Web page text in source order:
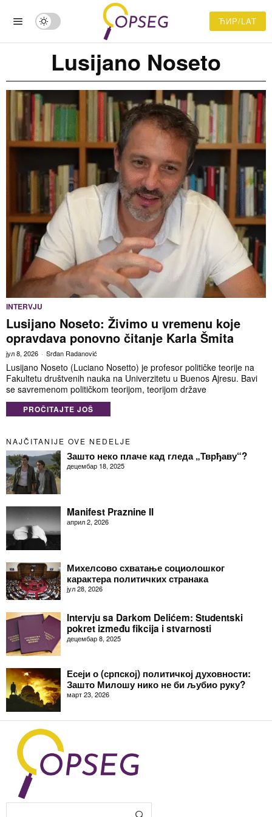
ЋИР/LAT
Lusijano Noseto
INTERVJU
Lusijano Noseto: Živimo u vremenu koje
opravdava ponovno čitanje Karla Šmita
јул 8, 2026 Srđan Radanović
Lusijano Noseto (Luciano Nosetto) je profesor političke teorije na
Fakultetu društvenih nauka na Univerzitetu u Buenos Ajresu. Bavi
se savremenom političkom teorijom, teorijom države
PROČITAJTE JOŠ
NAJČITANIJE OVE NEDELJE
Зашто неко плаче кад гледа „Тврђаву“?
децембар 18, 2025
Manifest Praznine II
април 2, 2026
Михелсово схватање социолошког
карактера политичких странака
јул 28, 2026
Intervju sa Darkom Delićem: Studentski
pokret između fikcija i stvarnosti
децембар 8, 2025
Есеји о (српској) политичкој духовности:
Зашто Милошу нико не би љубио руку?
март 23, 2026